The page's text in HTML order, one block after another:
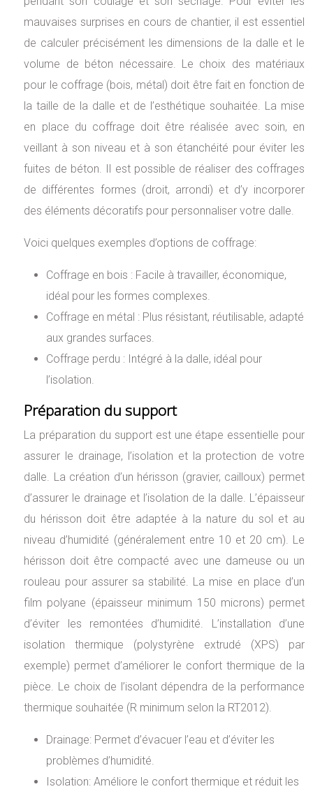
mauvaises surprises en cours de chantier, il est essentiel
de calculer précisément les dimensions de la dalle et le
volume de béton nécessaire. Le choix des matériaux
pour le coffrage (bois, métal) doit être fait en fonction de
la taille de la dalle et de l’esthétique souhaitée. La mise
en place du coffrage doit être réalisée avec soin, en
veillant à son niveau et à son étanchéité pour éviter les
fuites de béton. Il est possible de réaliser des coffrages
de différentes formes (droit, arrondi) et d’y incorporer
des éléments décoratifs pour personnaliser votre dalle.
Voici quelques exemples d’options de coffrage:
Coffrage en bois : Facile à travailler, économique,
idéal pour les formes complexes.
Coffrage en métal : Plus résistant, réutilisable, adapté
aux grandes surfaces.
Coffrage perdu : Intégré à la dalle, idéal pour
l’isolation.
Préparation du support
La préparation du support est une étape essentielle pour
assurer le drainage, l’isolation et la protection de votre
dalle. La création d’un hérisson (gravier, cailloux) permet
d’assurer le drainage et l’isolation de la dalle. L’épaisseur
du hérisson doit être adaptée à la nature du sol et au
niveau d’humidité (généralement entre 10 et 20 cm). Le
hérisson doit être compacté avec une dameuse ou un
rouleau pour assurer sa stabilité. La mise en place d’un
film polyane (épaisseur minimum 150 microns) permet
d’éviter les remontées d’humidité. L’installation d’une
isolation thermique (polystyrène extrudé (XPS) par
exemple) permet d’améliorer le confort thermique de la
pièce. Le choix de l’isolant dépendra de la performance
thermique souhaitée (R minimum selon la RT2012).
Drainage: Permet d’évacuer l’eau et d’éviter les
problèmes d’humidité.
Isolation: Améliore le confort thermique et réduit les